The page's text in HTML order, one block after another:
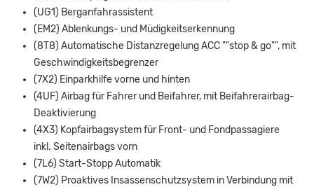
(UG1) Berganfahrassistent
(EM2) Ablenkungs- und Müdigkeitserkennung
(8T8) Automatische Distanzregelung ACC ""stop & go"", mit
Geschwindigkeitsbegrenzer
(7X2) Einparkhilfe vorne und hinten
(4UF) Airbag für Fahrer und Beifahrer, mit Beifahrerairbag-
Deaktivierung
(4X3) Kopfairbagsystem für Front- und Fondpassagiere
inkl. Seitenairbags vorn
(7L6) Start-Stopp Automatik
(7W2) Proaktives Insassenschutzsystem in Verbindung mit